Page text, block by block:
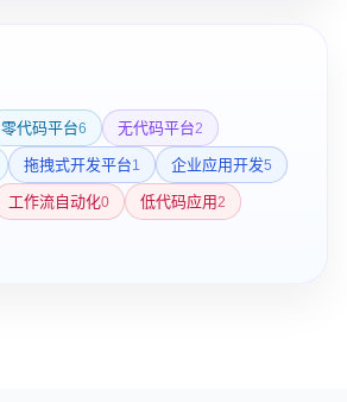
零代码平台6 无代码平台2
拖拽式开发平台1 企业应用开发5
工作流自动化0 低代码应用 2